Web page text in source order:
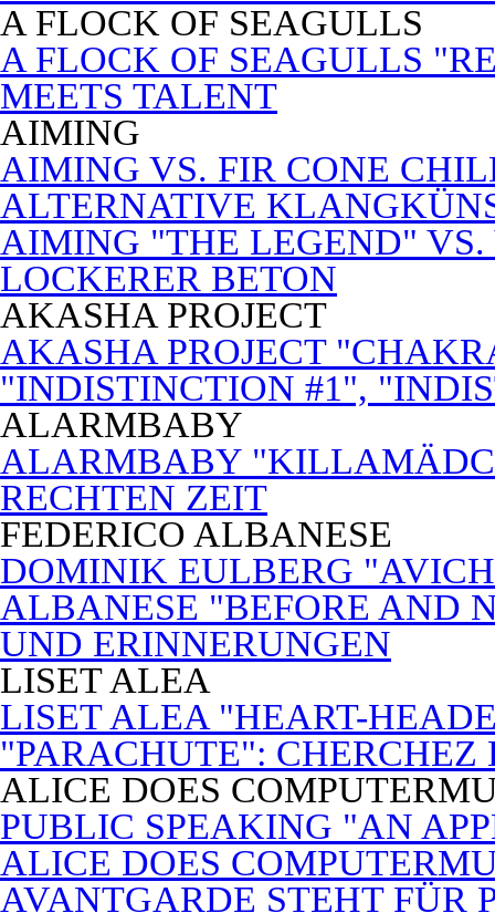
A FLOCK OF SEAGULLS
A FLOCK OF SEAGULLS
MEETS TALENT
AIMING
AIMING VS. FIR CONE
ALTERNATIVE
AIMING "THE LEGEND"
LOCKERER BETON
AKASHA PROJECT
AKASHA PROJECT
"INDISTINCTION #1",
ALARMBABY
ALARMBABY
RECHTEN ZEIT
FEDERICO ALBANESE
DOMINIK EULBERG
ALBANESE "BEFORE AND
UND ERINNERUNGEN
LISET ALEA
LISET ALEA "HEART-
"PARACHUTE": CHERCHEZ
ALICE DOES
PUBLIC SPEAKING "AN
ALICE DOES
AVANTGARDE STEHT FÜR